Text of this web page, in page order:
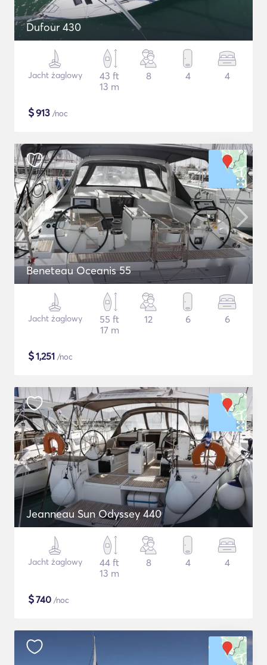
Dufour 430
Jacht żaglowy
43 ft
13 m
8 4 4
$913 /noc
Beneteau Oceanis 55
Jacht żaglowy
55 ft
17 m
12 6 6
$1,251 /noc
Jeanneau Sun Odyssey 440
Jacht żaglowy
44 ft
13 m
8 4 4
$740 /noc